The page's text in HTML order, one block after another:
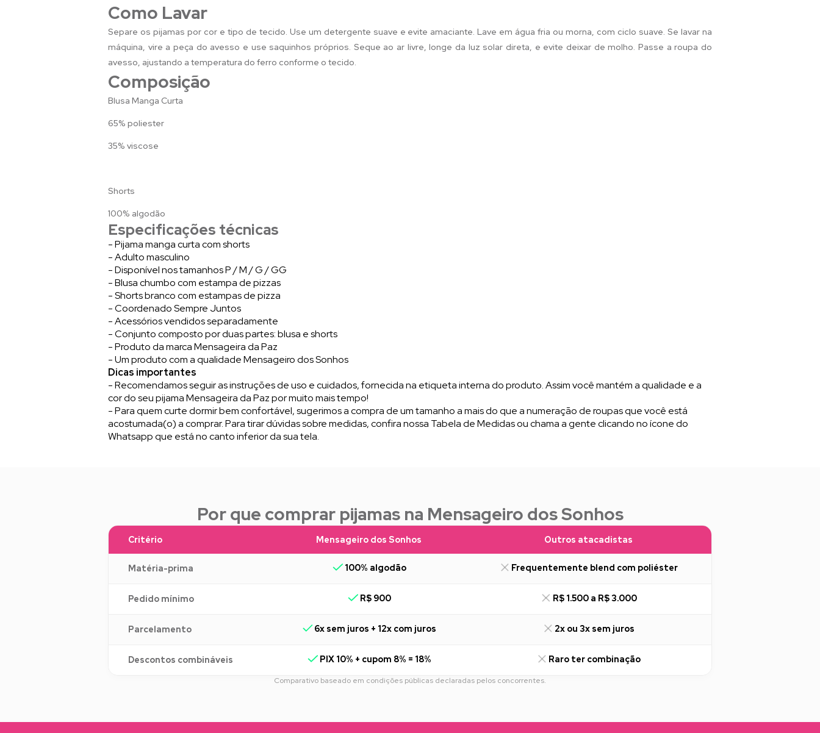
Como Lavar
Separe os pijamas por cor e tipo de tecido. Use um detergente suave e evite amaciante. Lave em água fria ou morna, com ciclo suave. Se lavar na
máquina, vire a peça do avesso e use saquinhos próprios. Seque ao ar livre, longe da luz solar direta, e evite deixar de molho. Passe a roupa do
avesso, ajustando a temperatura do ferro conforme o tecido.
Composição
Blusa Manga Curta
65% poliester
35% viscose
Shorts
100% algodão
Especificações técnicas
- Pijama manga curta com shorts
- Adulto masculino
- Disponível nos tamanhos P / M / G / GG
- Blusa chumbo com estampa de pizzas
- Shorts branco com estampas de pizza
- Coordenado Sempre Juntos
- Acessórios vendidos separadamente
- Conjunto composto por duas partes: blusa e shorts
- Produto da marca Mensageira da Paz
- Um produto com a qualidade Mensageiro dos Sonhos
Dicas importantes
- Recomendamos seguir as instruções de uso e cuidados, fornecida na etiqueta interna do produto. Assim você mantém a qualidade e a
cor do seu pijama Mensageira da Paz por muito mais tempo!
- Para quem curte dormir bem confortável, sugerimos a compra de um tamanho a mais do que a numeração de roupas que você está
acostumada(o) a comprar. Para tirar dúvidas sobre medidas, confira nossa Tabela de Medidas ou chama a gente clicando no ícone do
Whatsapp que está no canto inferior da sua tela.
Por que comprar pijamas na Mensageiro dos Sonhos
Critério Mensageiro dos Sonhos Outros atacadistas
Matéria-prima 100% algodão Frequentemente blend com poliéster
Pedido mínimo R$ 900 R$ 1.500 a R$ 3.000
Parcelamento 6x sem juros + 12x com juros 2x ou 3x sem juros
Descontos combináveis PIX 10% + cupom 8% = 18% Raro ter combinação
Comparativo baseado em condições públicas declaradas pelos concorrentes.